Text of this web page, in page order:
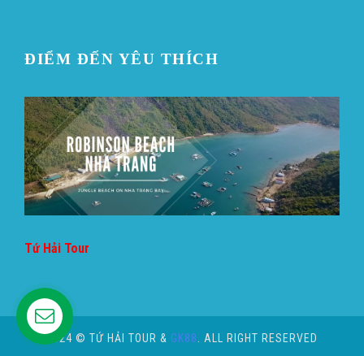
ĐIỂM ĐẾN YÊU THÍCH
Tứ Hải Tour
2024 © TỨ HẢI TOUR & GK88. ALL RIGHT RESERVED
Hỗ trợ